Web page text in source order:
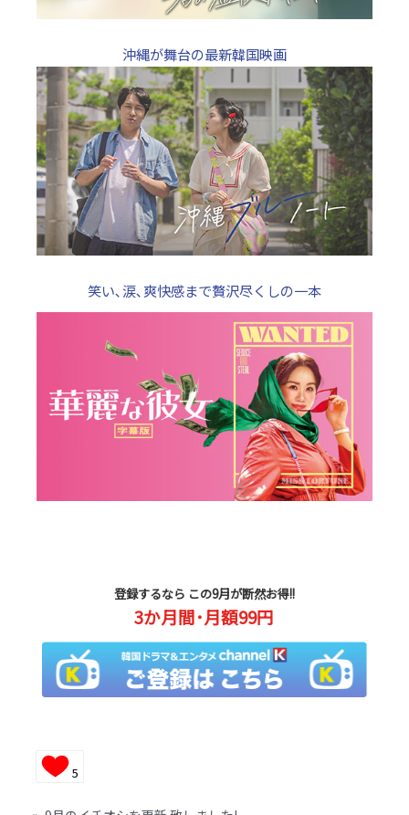
沖縄が舞台の最新韓国映画
笑い､涙､爽快感まで贅沢尽くしの一本
登録するなら この9月が断然お得!!
3か月間･月額99円
5